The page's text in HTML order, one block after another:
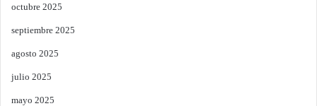
octubre 2025
septiembre 2025
agosto 2025
julio 2025
mayo 2025